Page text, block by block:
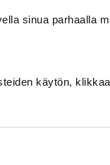
sinua parhaalla
käytön,
maailman, jossa